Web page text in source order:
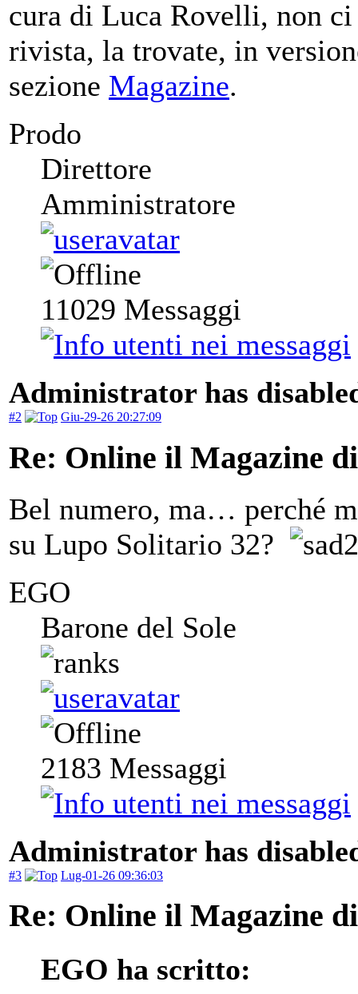
cura di Luca Rovelli, non
rivista, la trovate, in
sezione Magazine.
Prodo
Direttore
Amministratore
11029 Messaggi
Administrator has
#2 Giu-29-26 20:27:09
Re: Online il Magazine
Bel numero, ma… perché
su Lupo Solitario 32?
EGO
Barone del Sole
2183 Messaggi
Administrator has
#3 Lug-01-26 09:36:03
Re: Online il Magazine
EGO ha scritto: